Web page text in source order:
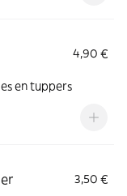
4,90 €
en tuppers
3,50 €